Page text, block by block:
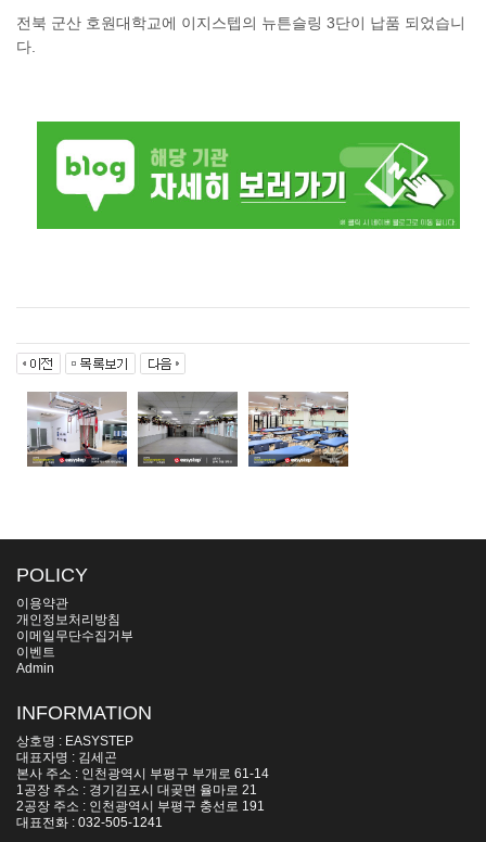
전북 군산 호원대학교에 이지스텝의 뉴튼슬링 3단이 납품 되었습니
다.
POLICY
이용약관
개인정보처리방침
이메일무단수집거부
이벤트
Admin
INFORMATION
상호명 : EASYSTEP
대표자명 : 김세곤
본사 주소 : 인천광역시 부평구 부개로 61-14
1공장 주소 : 경기김포시 대곶면 율마로 21
2공장 주소 : 인천광역시 부평구 충선로 191
대표전화 : 032-505-1241